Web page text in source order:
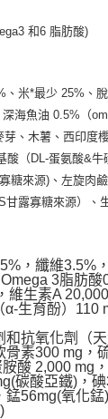
和6 脂肪酸)
、米*最少 25%、
深海魚油 0.5%（
、木薯、西印度
酸（DL-蛋氨酸&
糖來源)、左旋肉
甘露寡糖來源）、
，纖維3.5%
3脂肪
維生素A
α-生育酚）110
抗氧化劑（天
骨素300 mg，
酸 2,000 mg
碳酸亞鐵)，
錳56mg(氧化